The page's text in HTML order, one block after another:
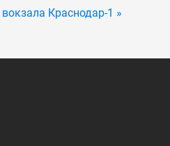
Краснодар-1 »